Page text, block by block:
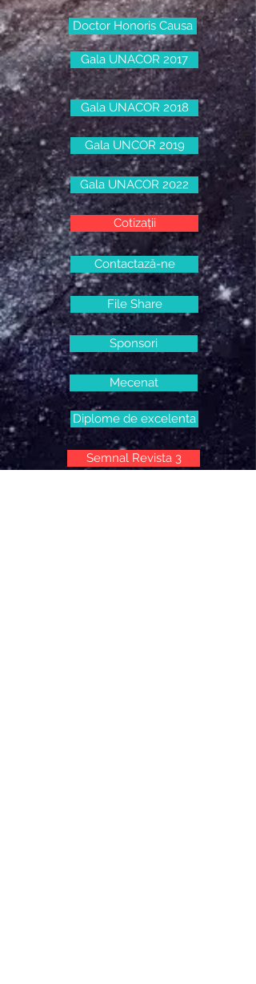
Doctor Honoris Causa
Gala UNACOR 2017
Gala UNACOR 2018
Gala UNCOR 2019
Gala UNACOR 2022
Cotizații
Contactază-ne
File Share
Sponsori
Mecenat
Diplome de excelenta
Semnal Revista 3